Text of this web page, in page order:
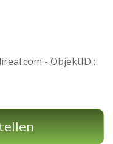
- ObjektID :